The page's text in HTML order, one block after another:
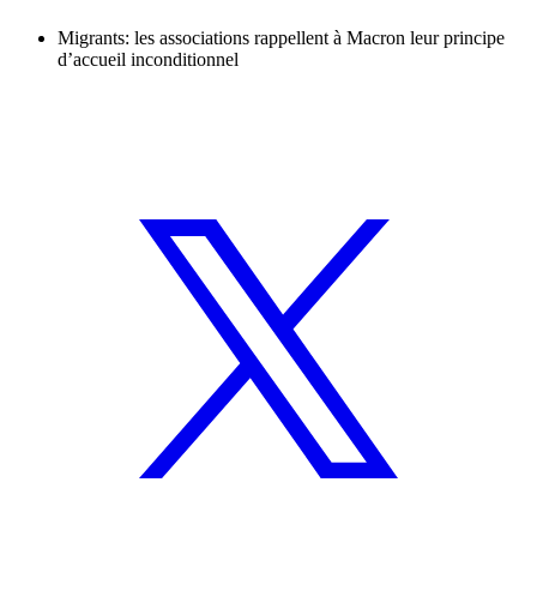
Migrants: les associations rappellent à Macron leur principe
d’accueil inconditionnel